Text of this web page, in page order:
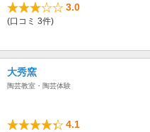
3.0
(口コミ 3件)
大秀窯
陶芸教室・陶芸体験
4.1